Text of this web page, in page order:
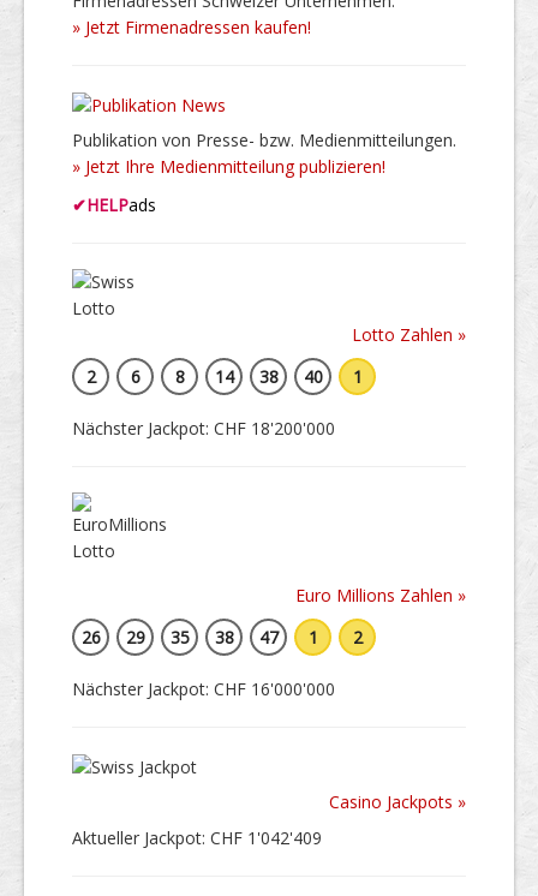
» Jetzt Firmenadressen kaufen!
Publikation von Presse- bzw. Medienmitteilungen.
» Jetzt Ihre Medienmitteilung publizieren!
✔HELPads
Lotto Zahlen »
2
6 8 14 38 40 1
Nächster Jackpot: CHF 18'200'000
Euro Millions Zahlen »
26
29 35 38 47 1 2
Nächster Jackpot: CHF 16'000'000
Casino Jackpots »
Aktueller Jackpot: CHF 1'042'409